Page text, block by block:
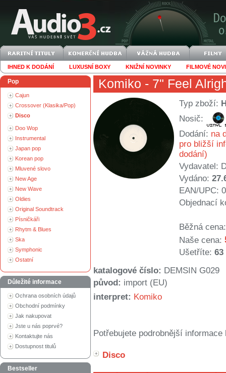
IHNED K DODÁNÍ LUXUSNÍ BOXY KNIŽNÍ NOVINKY FILMOVÉ
Pop
Cajun
Crossover (Klasika/Pop)
Disco
Doo Wop
Instrumental
Japan pop
Korean pop
Mluvené slovo
New Age
New Wave
Oldies
Original Soundtrack
Písničkáři
Rhytm & Blues
Ska
Symphonic
Ostatní
Důležité informace
Ochrana osobních údajů
Obchodní podmínky
Jak nakupovat
Jste u nás poprvé?
Kontaktujte nás
Dostupnost titulů
Bestseller
Komiko - 7" Feel
Typ zboží:
Nosič:
Dodání: na
pro bližší
dodání)
Vydavatel:
Vydáno:
EAN/UPC:
Objednací
Běžná cena:
Naše cena:
Ušetříte: 63
katalogové číslo: DEMSIN G029
původ: import (EU)
interpret: Komiko
Potřebujete podrobnější
Disco